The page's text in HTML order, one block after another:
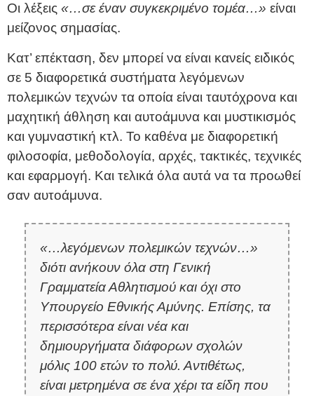
Οι λέξεις «…σε έναν συγκεκριμένο τομέα…» είναι
μείζονος σημασίας.
Κατ’ επέκταση, δεν μπορεί να είναι κανείς ειδικός
σε 5 διαφορετικά συστήματα λεγόμενων
πολεμικών τεχνών τα οποία είναι ταυτόχρονα και
μαχητική άθληση και αυτοάμυνα και μυστικισμός
και γυμναστική κτλ. Το καθένα με διαφορετική
φιλοσοφία, μεθοδολογία, αρχές, τακτικές, τεχνικές
και εφαρμογή. Και τελικά όλα αυτά να τα προωθεί
σαν αυτοάμυνα.
«…λεγόμενων πολεμικών τεχνών…»
διότι ανήκουν όλα στη Γενική
Γραμματεία Αθλητισμού και όχι στο
Υπουργείο Εθνικής Αμύνης. Επίσης, τα
περισσότερα είναι νέα και
δημιουργήματα διάφορων σχολών
μόλις 100 ετών το πολύ. Αντιθέτως,
είναι μετρημένα σε ένα χέρι τα είδη που